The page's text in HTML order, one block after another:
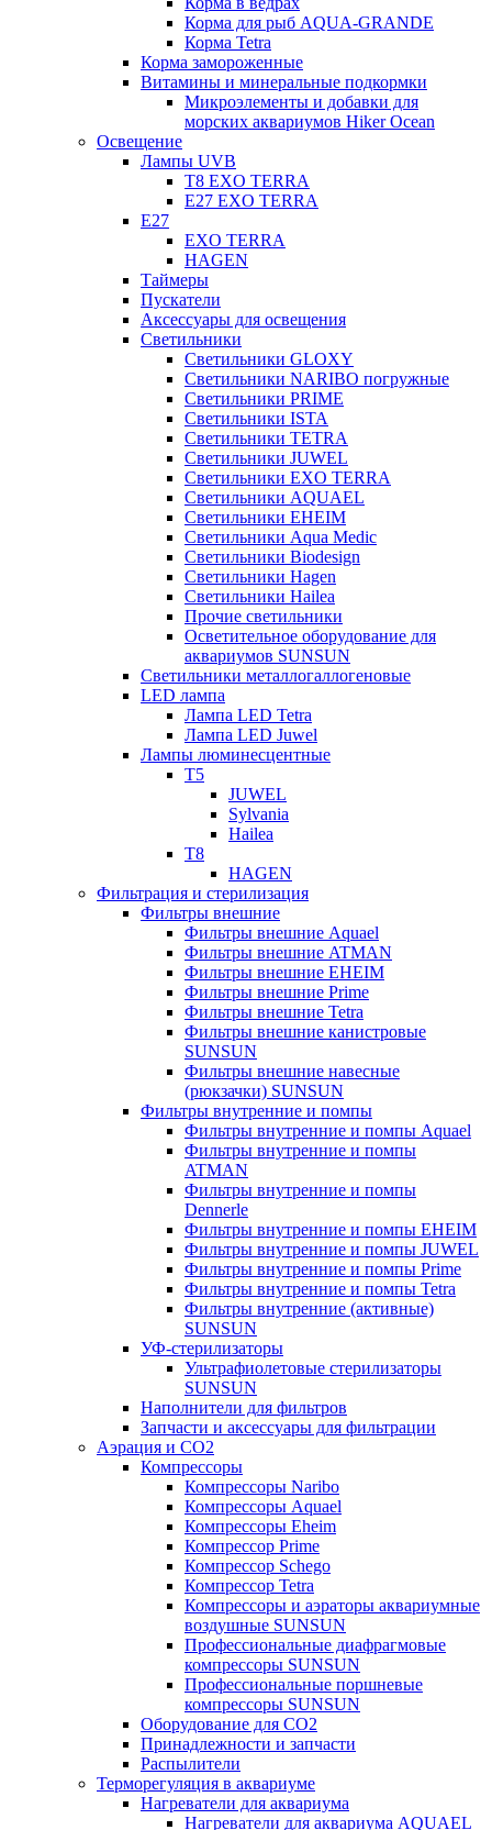
Корма для рыб AQUA-GRANDE
Корма Tetra
Корма замороженные
Витамины и минеральные подкормки
Микроэлементы и добавки для
морских аквариумов Hiker Ocean
Освещение
Лампы UVB
Т8 EXO TERRA
Е27 EXO TERRA
Е27
EXO TERRA
HAGEN
Таймеры
Пускатели
Аксессуары для освещения
Светильники
Светильники GLOXY
Светильники NARIBO погружные
Светильники PRIME
Светильники ISTA
Светильники TETRA
Светильники JUWEL
Светильники EXO TERRA
Светильники AQUAEL
Светильники EHEIM
Светильники Aqua Medic
Светильники Biodesign
Светильники Hagen
Светильники Hailea
Прочие светильники
Осветительное оборудование для
аквариумов SUNSUN
Светильники металлогаллогеновые
LED лампа
Лампа LED Tetra
Лампа LED Juwel
Лампы люминесцентные
T5
JUWEL
Sylvania
Hailea
T8
HAGEN
Фильтрация и стерилизация
Фильтры внешние
Фильтры внешние Aquael
Фильтры внешние ATMAN
Фильтры внешние EHEIM
Фильтры внешние Prime
Фильтры внешние Tetra
Фильтры внешние канистровые
SUNSUN
Фильтры внешние навесные
(рюкзачки) SUNSUN
Фильтры внутренние и помпы
Фильтры внутренние и помпы Aquael
Фильтры внутренние и помпы
ATMAN
Фильтры внутренние и помпы
Dennerle
Фильтры внутренние и помпы EHEIM
Фильтры внутренние и помпы JUWEL
Фильтры внутренние и помпы Prime
Фильтры внутренние и помпы Tetra
Фильтры внутренние (активные)
SUNSUN
УФ-стерилизаторы
Ультрафиолетовые стерилизаторы
SUNSUN
Наполнители для фильтров
Запчасти и аксессуары для фильтрации
Аэрация и CO2
Компрессоры
Компрессоры Naribo
Компрессоры Aquael
Компрессоры Eheim
Компрессор Prime
Компрессор Schego
Компрессор Tetra
Компрессоры и аэраторы аквариумные
воздушные SUNSUN
Профессиональные диафрагмовые
компрессоры SUNSUN
Профессиональные поршневые
компрессоры SUNSUN
Оборудование для CO2
Принадлежности и запчасти
Распылители
Терморегуляция в аквариуме
Нагреватели для аквариума
Нагреватели для аквариума AQUAEL